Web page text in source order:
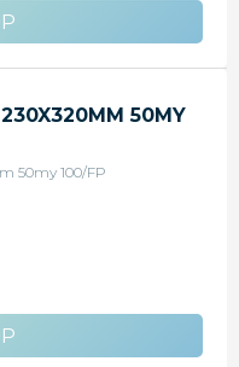
50MY
50my 100/FP